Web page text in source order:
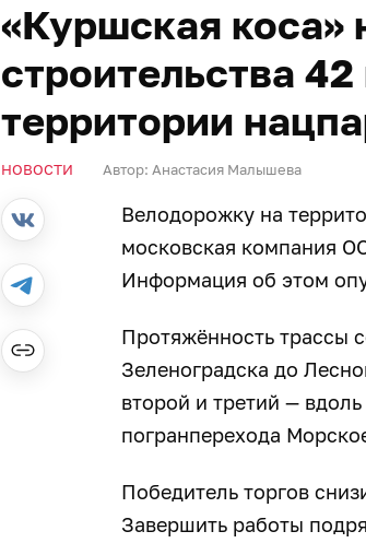
«Куршская коса»
строительства
территории
НОВОСТИ Автор: Анастасия Малышева
Велодорожку на
московская компания
Информация об этом
Протяжённость трассы
Зеленоградска до
второй и третий —
погранперехода
Победитель торгов
Завершить работы